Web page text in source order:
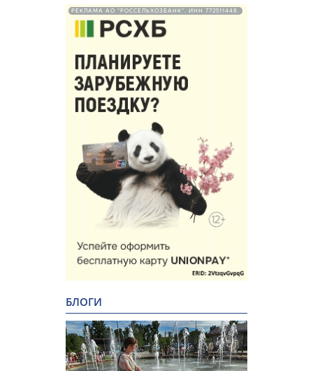
РЕКЛАМА АО "РОССЕЛЬХОЗБАНК". ИНН 772511448.
БЛОГИ